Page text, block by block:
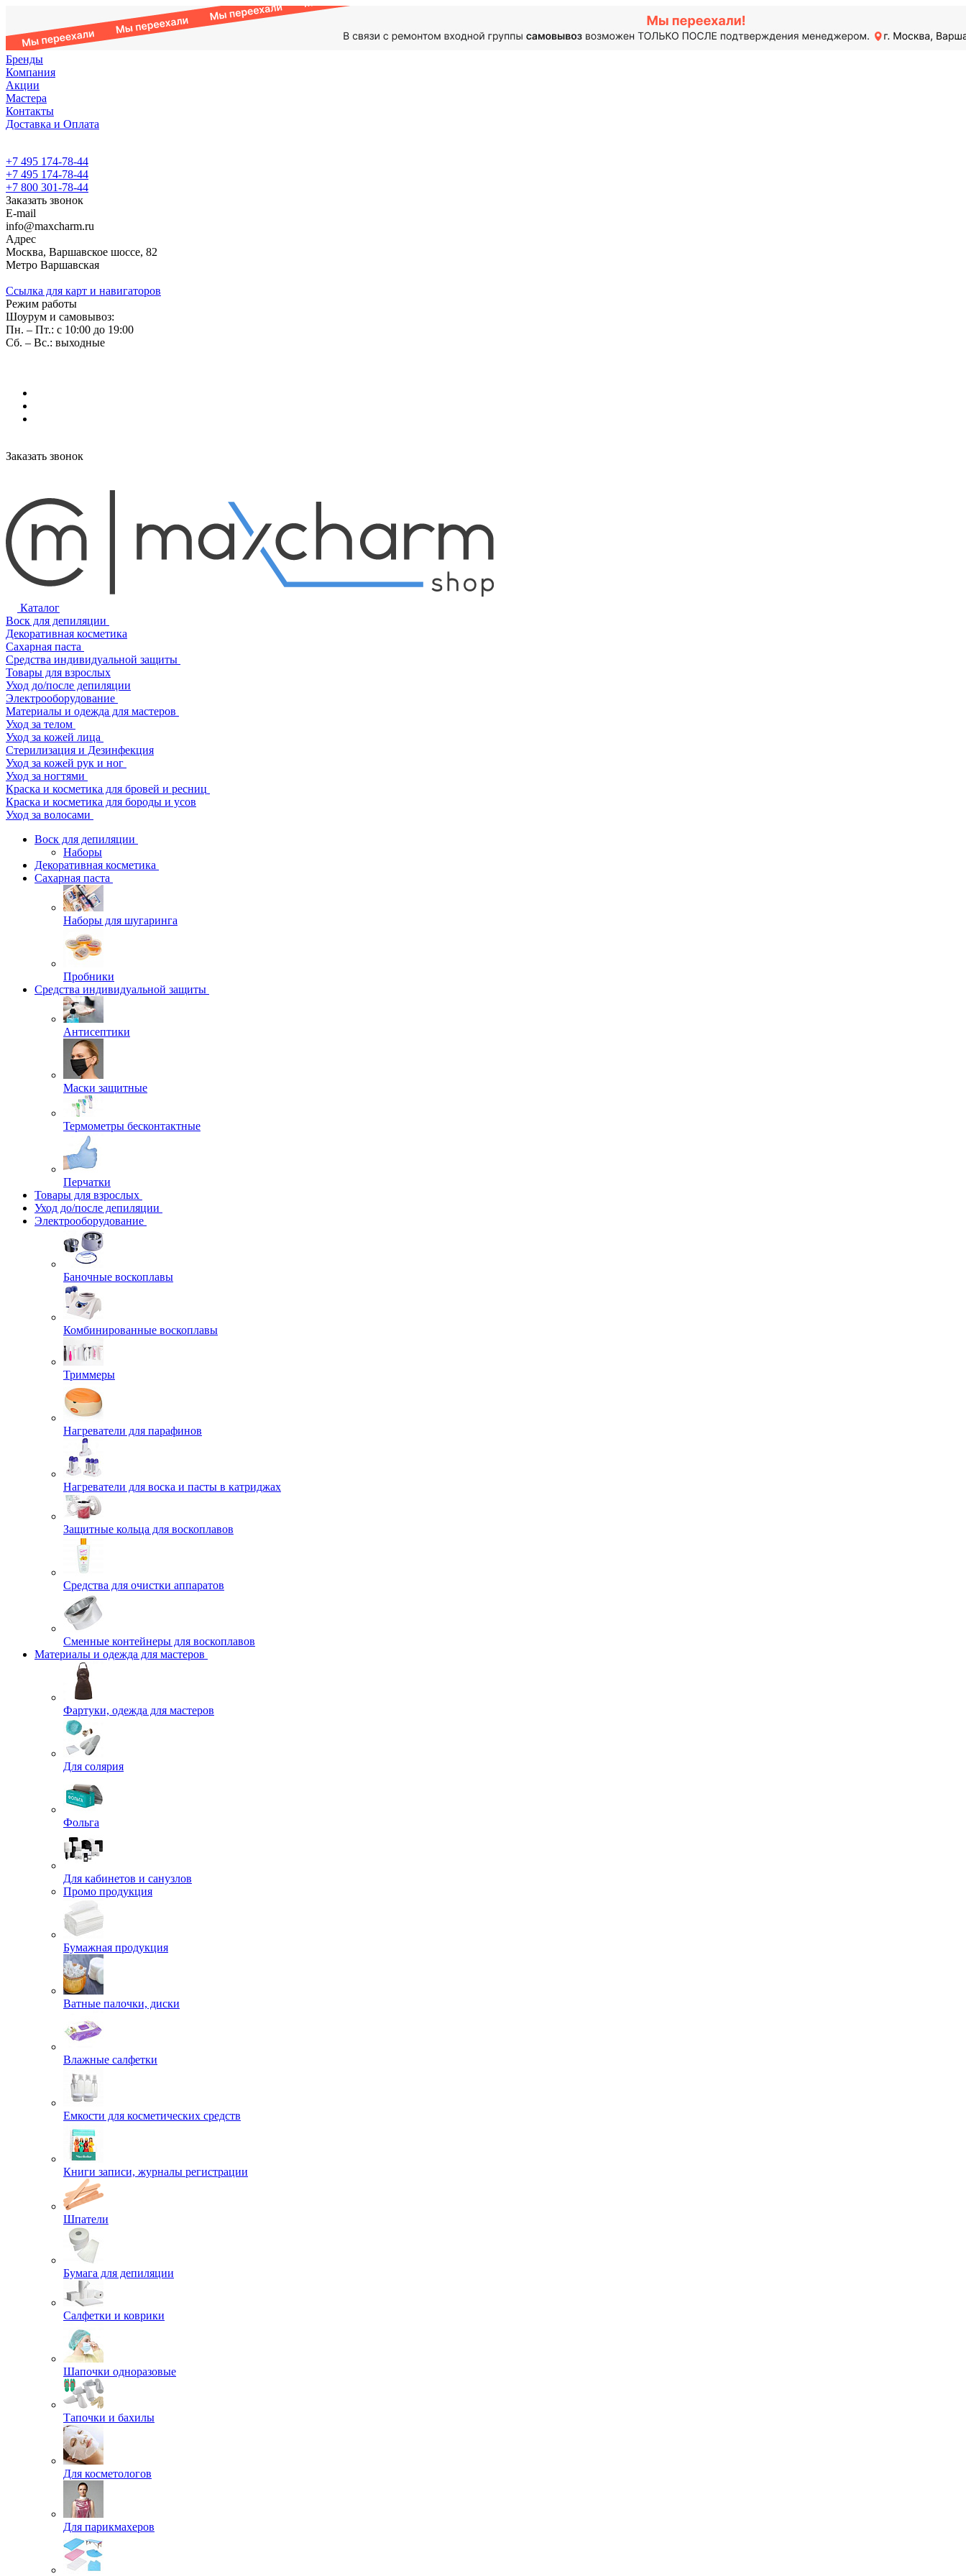
Бренды
Компания
Акции
Мастера
Контакты
Доставка и Оплата
+7 495 174-78-44
+7 495 174-78-44
+7 800 301-78-44
Заказать звонок
E-mail
info@maxcharm.ru
Адрес
Москва, Варшавское шоссе, 82
Метро Варшавская
Ссылка для карт и навигаторов
Режим работы
Шоурум и самовывоз:
Пн. – Пт.: с 10:00 до 19:00
Сб. – Вс.: выходные
Заказать звонок
Каталог
Воск для депиляции
Декоративная косметика
Сахарная паста
Средства индивидуальной защиты
Товары для взрослых
Уход до/после депиляции
Электрооборудование
Материалы и одежда для мастеров
Уход за телом
Уход за кожей лица
Стерилизация и Дезинфекция
Уход за кожей рук и ног
Уход за ногтями
Краска и косметика для бровей и ресниц
Краска и косметика для бороды и усов
Уход за волосами
Воск для депиляции
Наборы
Декоративная косметика
Сахарная паста
Наборы для шугаринга
Пробники
Средства индивидуальной защиты
Антисептики
Маски защитные
Термометры бесконтактные
Перчатки
Товары для взрослых
Уход до/после депиляции
Электрооборудование
Баночные воскоплавы
Комбинированные воскоплавы
Триммеры
Нагреватели для парафинов
Нагреватели для воска и пасты в катриджах
Защитные кольца для воскоплавов
Средства для очистки аппаратов
Сменные контейнеры для воскоплавов
Материалы и одежда для мастеров
Фартуки, одежда для мастеров
Для солярия
Фольга
Для кабинетов и санузлов
Промо продукция
Бумажная продукция
Ватные палочки, диски
Влажные салфетки
Емкости для косметических средств
Книги записи, журналы регистрации
Шпатели
Бумага для депиляции
Салфетки и коврики
Шапочки одноразовые
Тапочки и бахилы
Для косметологов
Для парикмахеров